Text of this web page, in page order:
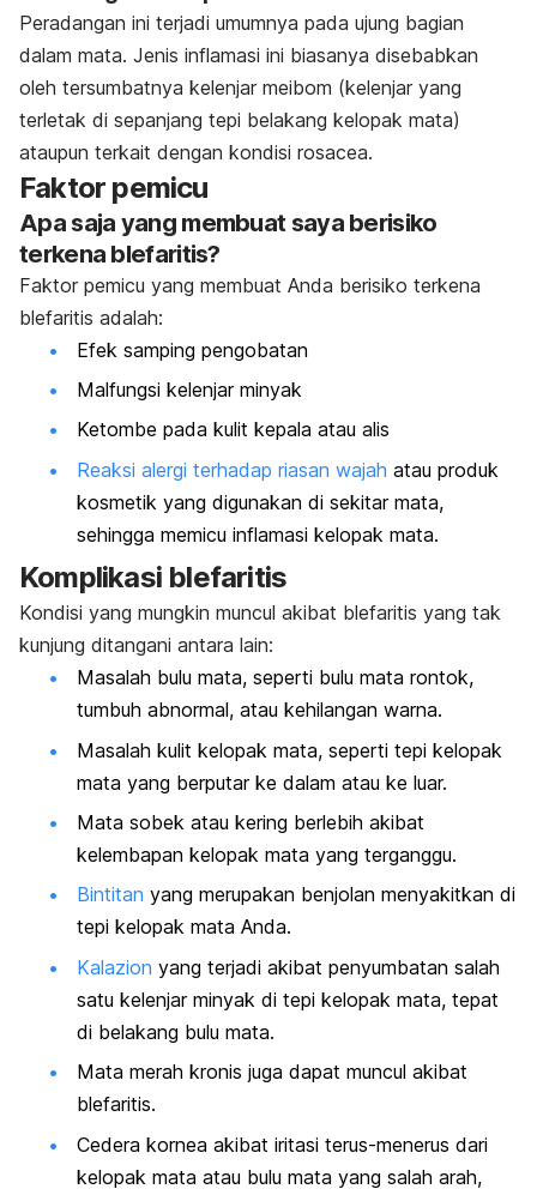
Peradangan ini terjadi umumnya pada ujung bagian
dalam mata. Jenis inflamasi ini biasanya disebabkan
oleh tersumbatnya kelenjar meibom (kelenjar yang
terletak di sepanjang tepi belakang kelopak mata)
ataupun terkait dengan kondisi rosacea.
Faktor pemicu
Apa saja yang membuat saya berisiko
terkena blefaritis?
Faktor pemicu yang membuat Anda berisiko terkena
blefaritis adalah:
Efek samping pengobatan
Malfungsi kelenjar minyak
Ketombe pada kulit kepala atau alis
Reaksi alergi terhadap riasan wajah atau produk
kosmetik yang digunakan di sekitar mata,
sehingga memicu inflamasi kelopak mata.
Komplikasi blefaritis
Kondisi yang mungkin muncul akibat blefaritis yang tak
kunjung ditangani antara lain:
Masalah bulu mata, seperti bulu mata rontok,
tumbuh abnormal, atau kehilangan warna.
Masalah kulit kelopak mata, seperti tepi kelopak
mata yang berputar ke dalam atau ke luar.
Mata sobek atau kering berlebih akibat
kelembapan kelopak mata yang terganggu.
Bintitan yang merupakan benjolan menyakitkan di
tepi kelopak mata Anda.
Kalazion yang terjadi akibat penyumbatan salah
satu kelenjar minyak di tepi kelopak mata, tepat
di belakang bulu mata.
Mata merah kronis juga dapat muncul akibat
blefaritis.
Cedera kornea akibat iritasi terus-menerus dari
kelopak mata atau bulu mata yang salah arah,